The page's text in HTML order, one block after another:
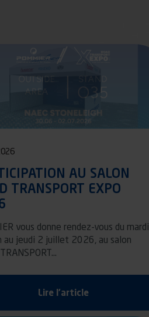
AU SALON
TRANSPORT EXPO
vous donne rendez-vous du mardi
au jeudi 2 juillet 2026, au salon
Lire l'article